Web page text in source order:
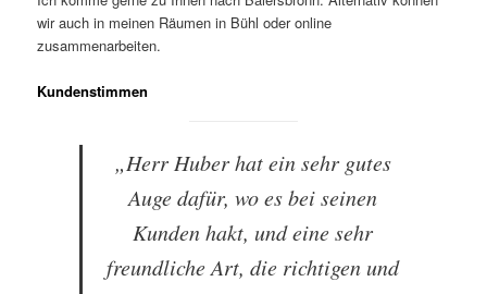
wir auch in meinen Räumen in Bühl oder online
zusammenarbeiten.
Kundenstimmen
„Herr Huber hat ein sehr gutes
Auge dafür, wo es bei seinen
Kunden hakt, und eine sehr
freundliche Art, die richtigen und